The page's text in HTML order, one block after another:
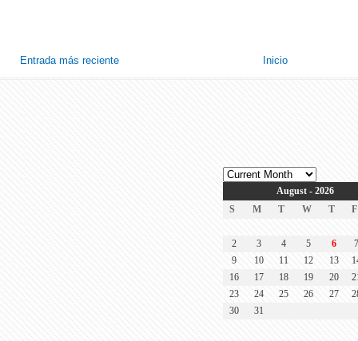
Entrada más reciente Inicio
August - 2026
S
M T W T F
2 3 4 5 6
9
10 11 12 13
16
17 18 19 20
23
24 25 26 27
30
31